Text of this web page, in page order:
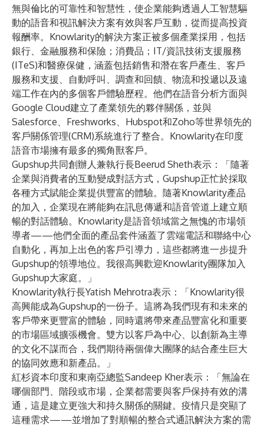
無與倫比的可靠性和智慧性，使企業能夠透過人工智慧驅
動的語音和視訊解決方案有效與客戶互動，從而提高投資
報酬率。Knowlarity的解決方案正被多個產業採用，包括
銀行、金融服務和保險；消費品；IT/資訊技術支援服務
(ITeS)和醫療保健，涵蓋包括銷售和潛在客戶產生、客戶
服務和支援、自動呼叫、調查和回饋、物流和投遞以及遠
端工作在內的多個客戶體驗歷程。他們在語音分析方面與
Google Cloud建立了產業領先的夥伴關係，並與
Salesforce、Freshworks、Hubspot和Zoho等世界領先的
客戶關係管理(CRM)系統進行了整合。Knowlarity在印度
語音市場擁有最多的獨角獸客戶。
Gupshup共同創辦人兼執行長Beerud Sheth表示：「隨著
企業與消費者的互動變成對話方式，Gupshup正忙於採取
各種方式賦能企業提供豐富的體驗。隨著Knowlarity產品
的加入，企業現在將能夠在訊息傳遞和語音管道上建立順
暢的對話體驗。Knowlarity是語音領域當之無愧的市場領
導者——他們全面的產品套件涵蓋了雲端電話和聯絡中心
自動化，再加上出色的客戶引導力，這些都將進一步提升
Gupshup的領導地位。我很高興歡迎Knowlarity團隊加入
Gupshup大家庭。」
Knowlarity執行長Yatish Mehrotra表示：「Knowlarity很
高興能成為Gupshup的一份子。這將為我們現有和未來的
客戶帶來更豐富的體驗，同時還將帶來產品豐富化和重要
的市場區域擴張機會。雙方以客戶為中心、以創新為主導
的文化不謀而合，我們期待兩個偉大團隊的結合產生巨大
的協同效應和新產品。」
紅杉資本印度和東南亞總監Sandeep Kher表示：「無論在
哪個部門、階段或市場，企業都需要與客戶保持有效的溝
通，這是建立更強大和持久關係的關鍵。疫情只是突顯了
這種需求——並增加了對順暢的整合式通訊解決方案的需